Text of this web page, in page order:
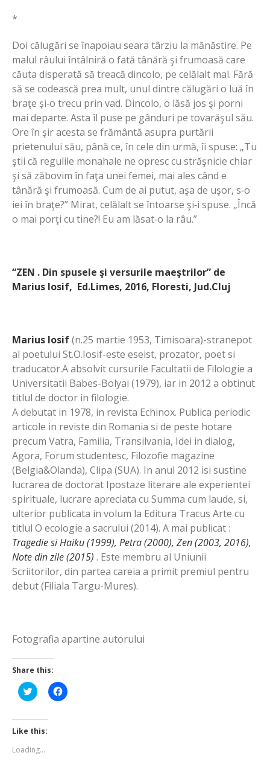
*
Doi călugări se înapoiau seara târziu la mănăstire. Pe
malul râului întâlniră o fată tânără şi frumoasă care
căuta disperată să treacă dincolo, pe celălalt mal. Fără
să se codească prea mult, unul dintre călugări o luă în
braţe şi‑o trecu prin vad. Dincolo, o lăsă jos şi porni
mai departe. Asta îl puse pe gânduri pe tovarăşul său.
Ore în şir acesta se frământă asupra purtării
prietenului său, până ce, în cele din urmă, îi spuse: „Tu
ştii că regulile monahale ne opresc cu străşnicie chiar
şi să zăbovim în faţa unei femei, mai ales când e
tânără şi frumoasă. Cum de ai putut, aşa de uşor, s‑o
iei în braţe?” Mirat, celălalt se întoarse şi‑i spuse. „Încă
o mai porţi cu tine?! Eu am lăsat‑o la râu.”
“ZEN . Din spusele şi versurile maeştrilor” de
Marius Iosif, Ed.Limes, 2016, Floresti, Jud.Cluj
Marius Iosif(n.25 martie 1953, Timisoara)-stranepot
al poetului St.O.Iosif-este eseist, prozator, poet si
traducator.A absolvit cursurile Facultatii de Filologie a
Universitatii Babes-Bolyai (1979), iar in 2012 a obtinut
titlul de doctor in filologie.
A debutat in 1978, in revista Echinox. Publica periodic
articole in reviste din Romania si de peste hotare
precum Vatra, Familia, Transilvania, Idei in dialog,
Agora, Forum studentesc, Filozofie magazine
(Belgia&Olanda), Clipa (SUA). In anul 2012 isi sustine
lucrarea de doctorat Ipostaze literare ale experientei
spirituale, lucrare apreciata cu Summa cum laude, si,
ulterior publicata in volum la Editura Tracus Arte cu
titlul O ecologie a sacrului (2014). A mai publicat :
Tragedie si Haiku (1999), Petra (2000), Zen (2003, 2016),
Note din zile (2015) . Este membru al Uniunii
Scriitorilor, din partea careia a primit premiul pentru
debut (Filiala Targu-Mures).
Fotografia apartine autorului
Share this:
Click
to
Twitter
(Opens
in
window)
Click
to
Like this:
Loading...